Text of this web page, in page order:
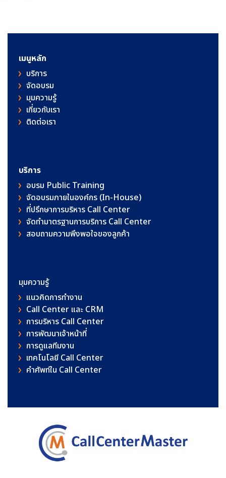
เมนูหลัก
บริการ
จัดอบรม
มุมความรู้
เกี่ยวกับเรา
ติดต่อเรา
บริการ
อบรม Public Training
จัดอบรมภายในองค์กร (In-House)
ที่ปรึกษาการบริหาร Call Center
จัดทำมาตรฐานการบริการ Call Center
สอบถามความพึงพอใจของลูกค้า
มุมความรู้
แนวคิดการทำงาน
Call Center และ CRM
การบริหาร Call Center
การพัฒนาเจ้าหน้าที่
การดูแลทีมงาน
เทคโนโลยี Call Center
คําศัพท์ใน Call Center